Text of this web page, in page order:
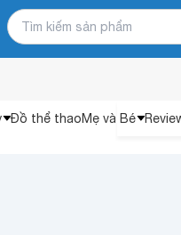
Đồ thể thaoMẹ và Bé